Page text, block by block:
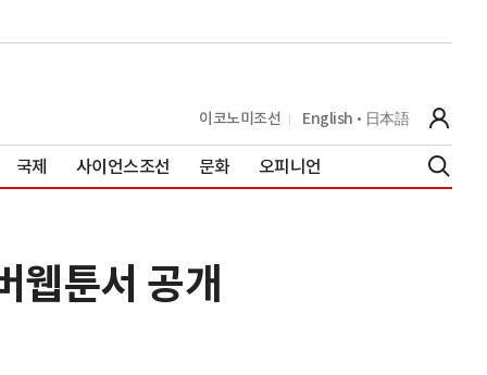
이코노미조선 English 日本語
국제 사이언스조선 문화 오피니언
툰서 공개